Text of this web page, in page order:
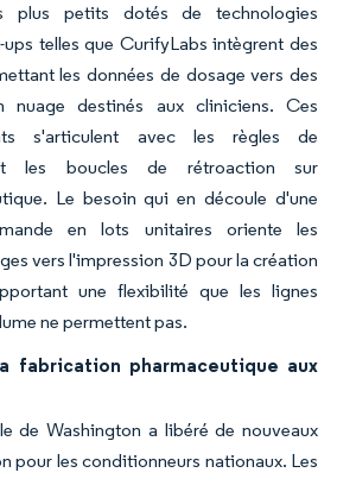
plus petits dotés de technologies
telles que CurifyLabs intègrent des
les données de dosage vers des
nuage destinés aux cliniciens. Ces
s'articulent avec les règles de
les boucles de rétroaction sur
Le besoin qui en découle d'une
en lots unitaires oriente les
vers l'impression 3D pour la création
une flexibilité que les lignes
ne permettent pas.
fabrication pharmaceutique aux
de Washington a libéré de nouveaux
pour les conditionneurs nationaux. Les